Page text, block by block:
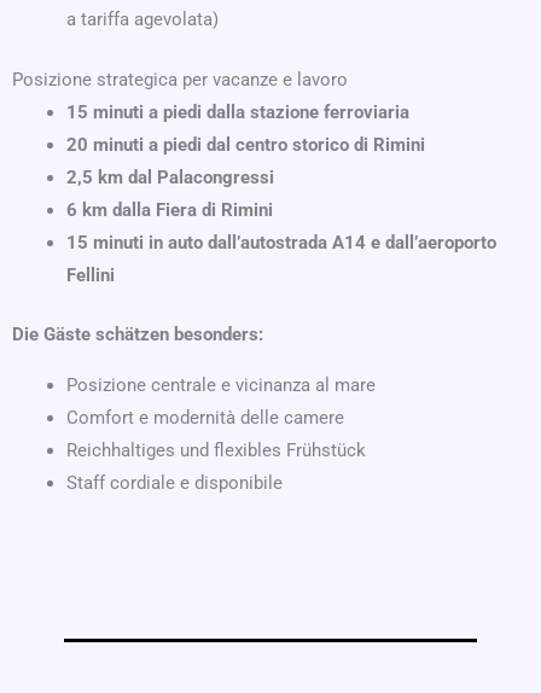
a tariffa agevolata)
Posizione strategica per vacanze e lavoro
15 minuti a piedi dalla stazione ferroviaria
20 minuti a piedi dal centro storico di Rimini
2,5 km dal Palacongressi
6 km dalla Fiera di Rimini
15 minuti in auto dall’autostrada A14 e dall’aeroporto
Fellini
Die Gäste schätzen besonders:
Posizione centrale e vicinanza al mare
Comfort e modernità delle camere
Reichhaltiges und flexibles Frühstück
Staff cordiale e disponibile